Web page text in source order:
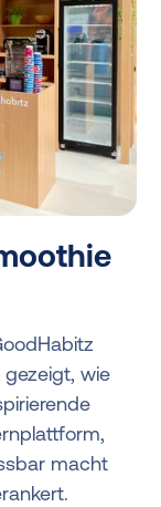
gezeigt, wie
macht